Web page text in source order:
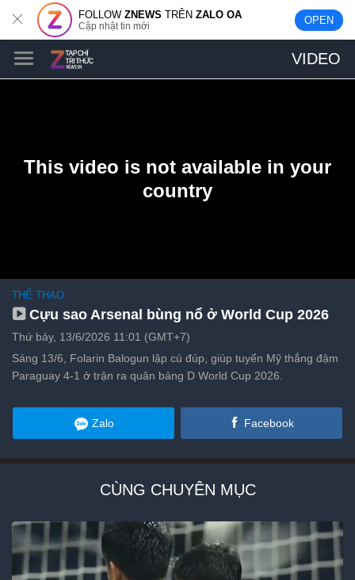
FOLLOWZNEWS TRÊNZALO OA
Cập nhật tin mới OPEN
VIDEO
THỂ THAO
Cựu sao Arsenal bùng nổ ở World Cup 2026
Thứ bảy, 13/6/2026 11:01 (GMT+7)
Sáng 13/6, Folarin Balogun lập cú đúp, giúp tuyển Mỹ thắng đậm
Paraguay 4-1 ở trận ra quân bảng D World Cup 2026.
Zalo Facebook